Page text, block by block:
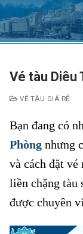
Chuyển
đến
nội
Vé tàu Diêu
VÉ TÀU GIÁ RẺ
Bạn đang có
Phòng nhưng
và cách đặt vé
liền chặng tàu
được chuyên